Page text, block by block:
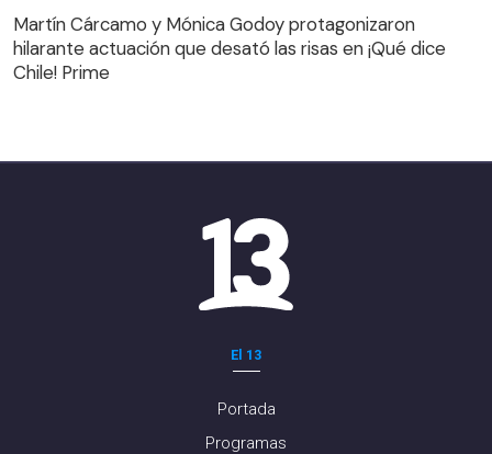
hilarante actuación que desató las risas en ¡Qué dice
Chile! Prime
Martín Cárcamo y Mónica Godoy protagonizaron
hilarante actuación que desató las risas en ¡Qué dice
Chile! Prime
El 13
Portada
Programas